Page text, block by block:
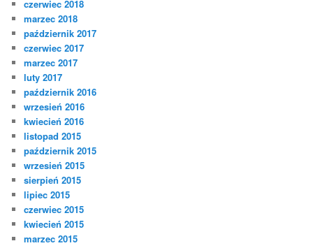
czerwiec 2018
marzec 2018
październik 2017
czerwiec 2017
marzec 2017
luty 2017
październik 2016
wrzesień 2016
kwiecień 2016
listopad 2015
październik 2015
wrzesień 2015
sierpień 2015
lipiec 2015
czerwiec 2015
kwiecień 2015
marzec 2015